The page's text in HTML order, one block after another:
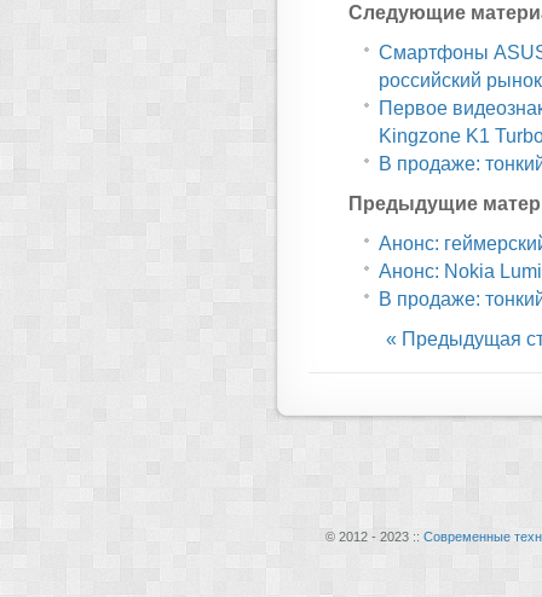
Следующие
Смартфоны
российский рынок
Первое
Kingzone K1
В продаже:
Предыдущие
Анонс:
Анонс: Nokia
В продаже:
« Предыдущая
© 2012 - 2023 :: Современные